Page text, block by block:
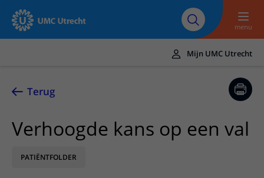
Naar hoofdinhoud
Over UMC
Utrecht
Research
Werken bij het UMC
Utrecht
menu
UMC Utrecht
Zorg en behandeling
Ziekten en aandoeningen
Afspraak en opname
Mijn UMC Utrecht
Terug
Verhoogde kans op een val
PATIËNTFOLDER